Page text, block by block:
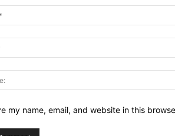
my name, email, and website in this